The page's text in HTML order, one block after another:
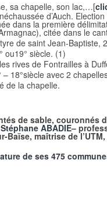
sa chapelle, son lac,…[
d’Auch.
dans la première
citée dans le
de saint Jean-Baptiste,
ou19° siècle. (1)
rives de Fontrailles à
18°siècle avec 2
de la chapelle.
de sable, couronnés
ABADIE–
maîtrise de
de ses 475